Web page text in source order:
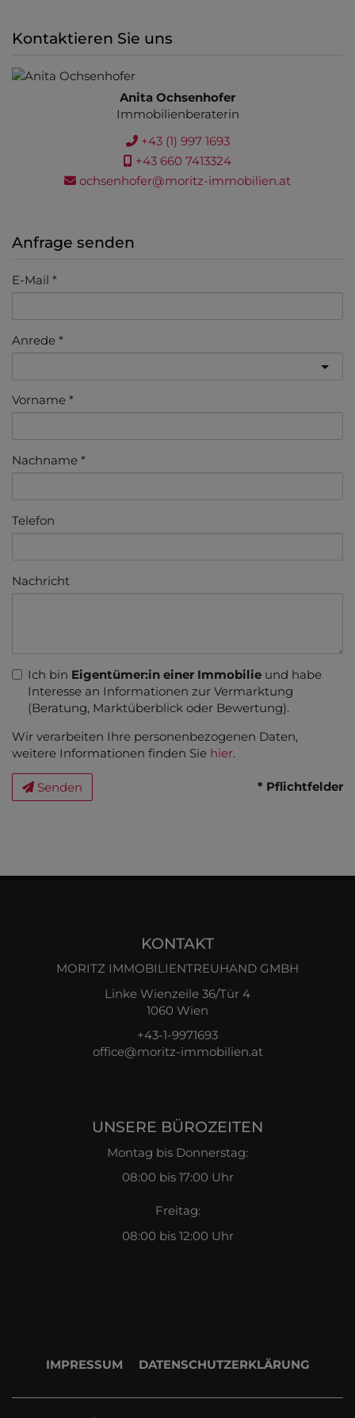
Kontaktieren Sie uns
Anita Ochsenhofer
Immobilienberaterin
+43 (1) 997 1693
+43 660 7413324
ochsenhofer@moritz-immobilien.at
Anfrage senden
E-Mail
Anrede
Vorname
Nachname
Telefon
Nachricht
Ich bin Eigentümer:in einer Immobilie und habe
Interesse an Informationen zur Vermarktung
(Beratung, Marktüberblick oder Bewertung).
Wir verarbeiten Ihre personenbezogenen Daten,
weitere Informationen finden Sie hier.
Senden * Pflichtfelder
KONTAKT
MORITZ IMMOBILIENTREUHAND GMBH
Linke Wienzeile 36/Tür 4
1060 Wien
+43-1-9971693
office@moritz-immobilien.at
UNSERE BÜROZEITEN
Montag bis Donnerstag:
08:00 bis 17:00 Uhr
Freitag:
08:00 bis 12:00 Uhr
IMPRESSUM DATENSCHUTZERKLÄRUNG